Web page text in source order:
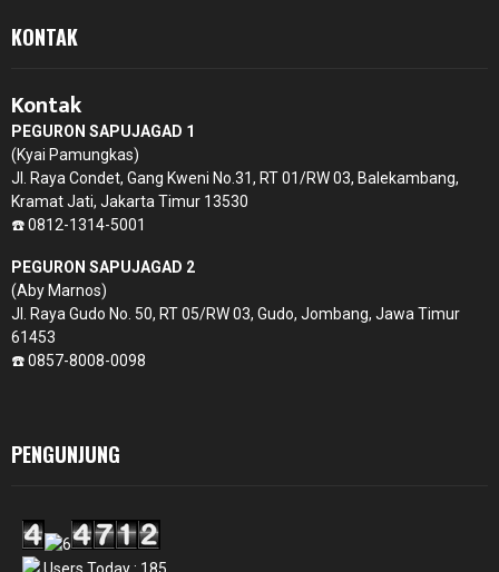
KONTAK
Kontak
PEGURON SAPUJAGAD 1
(Kyai Pamungkas)
Jl. Raya Condet, Gang Kweni No.31, RT 01/RW 03, Balekambang,
Kramat Jati, Jakarta Timur 13530
☎️ 0812-1314-5001
PEGURON SAPUJAGAD 2
(Aby Marnos)
Jl. Raya Gudo No. 50, RT 05/RW 03, Gudo, Jombang, Jawa Timur
61453
☎️ 0857-8008-0098
PENGUNJUNG
Users Today : 185